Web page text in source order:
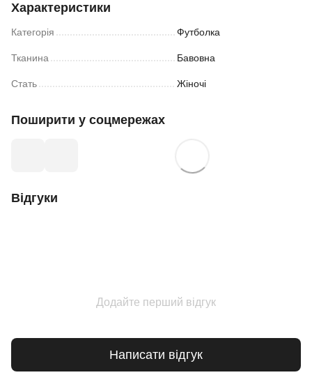
Характеристики
Категорія Футболка
Тканина Бавовна
Стать Жіночі
Поширити у соцмережах
Відгуки
Додайте перший відгук
Написати відгук